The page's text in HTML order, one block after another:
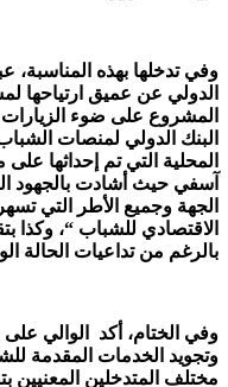
وفي تدخلها بهذه المناسبة،
الدولي عن عميق ارتياحها
المشروع على ضوء الزيارات
البنك الدولي لمنصات
المحلية التي تم إحداثها
آسفي حيث أشادت بالجهود
الجهة وجميع الأطر التي
الاقتصادي للشباب “، وكذا
بالرغم من تداعيات الحالة
وفي الختام، أكد الوالي
وتجويد الخدمات المقدمة
مختلف المتدخلين المعنيين